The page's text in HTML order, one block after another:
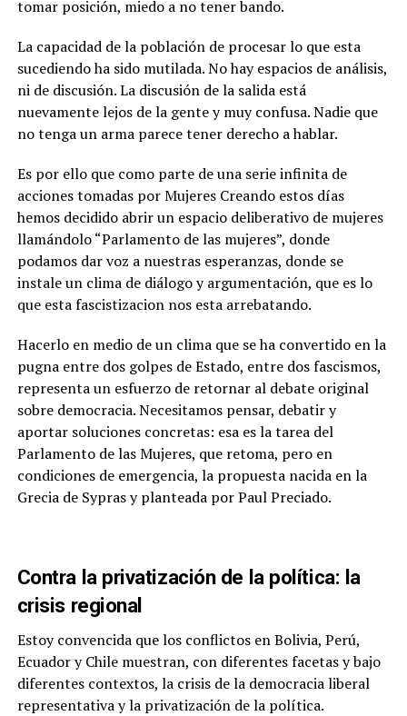
tomar posición, miedo a no tener bando.
La capacidad de la población de procesar lo que esta
sucediendo ha sido mutilada. No hay espacios de análisis,
ni de discusión. La discusión de la salida está
nuevamente lejos de la gente y muy confusa. Nadie que
no tenga un arma parece tener derecho a hablar.
Es por ello que como parte de una serie infinita de
acciones tomadas por Mujeres Creando estos días
hemos decidido abrir un espacio deliberativo de mujeres
llamándolo “Parlamento de las mujeres”, donde
podamos dar voz a nuestras esperanzas, donde se
instale un clima de diálogo y argumentación, que es lo
que esta fascistizacion nos esta arrebatando.
Hacerlo en medio de un clima que se ha convertido en la
pugna entre dos golpes de Estado, entre dos fascismos,
representa un esfuerzo de retornar al debate original
sobre democracia. Necesitamos pensar, debatir y
aportar soluciones concretas: esa es la tarea del
Parlamento de las Mujeres, que retoma, pero en
condiciones de emergencia, la propuesta nacida en la
Grecia de Sypras y planteada por Paul Preciado.
Contra la privatización de la política: la
crisis regional
Estoy convencida que los conflictos en Bolivia, Perú,
Ecuador y Chile muestran, con diferentes facetas y bajo
diferentes contextos, la crisis de la democracia liberal
representativa y la privatización de la política.